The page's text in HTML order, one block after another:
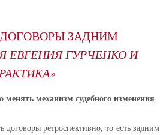
ДОГОВОРЫ ЗАДНИМ
ЕВГЕНИЯ ГУРЧЕНКО И
механизм судебного изменения
ретроспективно, то есть задним